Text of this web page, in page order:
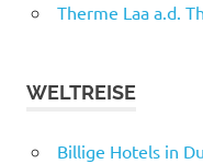
Therme Laa a.d.
WELTREISE
Billige Hotels in